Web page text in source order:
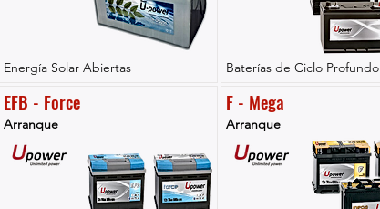
Energía Solar Abiertas
EFB - Force
Arranque
Baterías de Ciclo Profundo
F - Mega
Arranque